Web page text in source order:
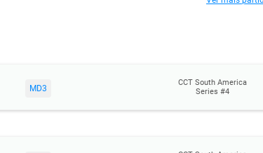
MD3
CCT South America
Series #4